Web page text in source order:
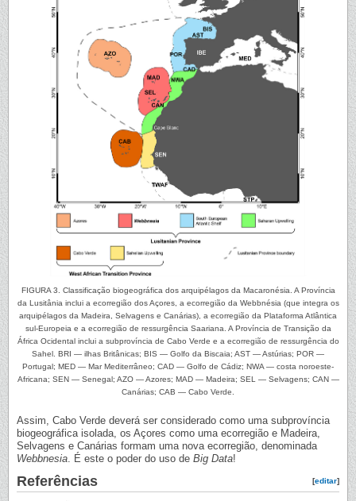
FIGURA 3. Classificação biogeográfica dos arquipélagos da Macaronésia. A Província
da Lusitânia inclui a ecorregião dos Açores, a ecorregião da Webbnésia (que integra os
arquipélagos da Madeira, Selvagens e Canárias), a ecorregião da Plataforma Atlântica
sul-Europeia e a ecorregião de ressurgência Saariana. A Província de Transição da
África Ocidental inclui a subprovíncia de Cabo Verde e a ecorregião de ressurgência do
Sahel. BRI — ilhas Britânicas; BIS — Golfo da Biscaia; AST — Astúrias; POR —
Portugal; MED — Mar Mediterrâneo; CAD — Golfo de Cádiz; NWA — costa noroeste-
Africana; SEN — Senegal; AZO — Azores; MAD — Madeira; SEL — Selvagens; CAN —
Canárias; CAB — Cabo Verde.
Assim, Cabo Verde deverá ser considerado como uma subprovíncia
biogeográfica isolada, os Açores como uma ecorregião e Madeira,
Selvagens e Canárias formam uma nova ecorregião, denominada
Webbnesia. É este o poder do uso de Big Data!
[editar]
Referências